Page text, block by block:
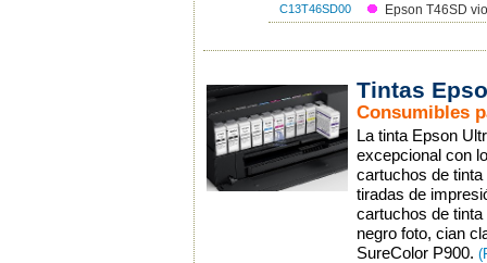
C13T46SD00 Epson T46SD
Tintas
Consumibles
La tinta Epson
excepcional con
cartuchos de
tiradas de
cartuchos de
negro foto, cian
SureColor P900.